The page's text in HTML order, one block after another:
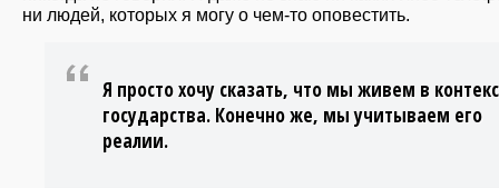
ни людей, которых я могу о чем-то оповестить.
Я просто хочу сказать, что мы живем в
государства. Конечно же, мы учитываем его
реалии.